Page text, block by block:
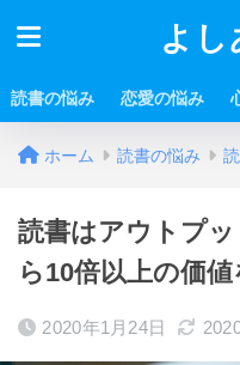
よ
読書の悩み 恋愛の悩み
ホーム 読書の悩み
読書はアウトプ
ら10倍以上の価
2020年1月24日